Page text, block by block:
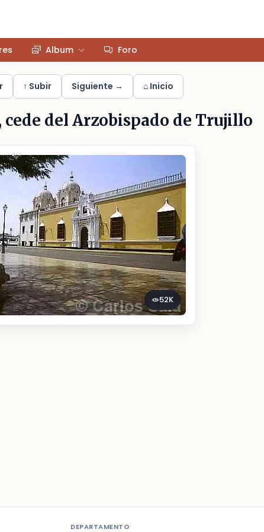
Album Foro
↑ Subir Siguiente → ⌂ Inicio
cede del Arzobispado de Trujillo
52K
DEPARTAMENTO